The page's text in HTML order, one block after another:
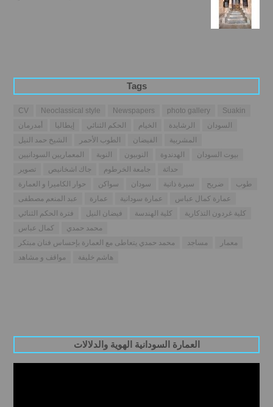
Tags
CV Neoclassical style Newspapers photo gallery
Suakin
أمدرمان
إيطاليا الحكم الثنائي الخيام الرشايدة
السودان
الشيخ حمد النيل
الطوب الأحمر الفيضان
المشربية
المعماريين السودانيين
النوبة النوبيون الهدندوة
بيوت السودان
تصوير
جاك اشخانيص جامعة الخرطوم
حداثة
حوار الكاميرا و العمارة
سواكن سودان سيرة ذاتية ضريح
طوب
عبد المنعم مصطفى
عمارة عمارة سودانية
عمارة كمال عباس
فترة الحكم الثنائي
فيضان النيل كلية الهندسة
كلية غردون التذكارية
كمال عباس
محمد حمدي
محمد حمدي يتعاطى مع العمارة بإحساس فنان مبتكر
مساجد
معمار
مواقف و مشاهد
هاشم خليفة
العمارة السودانية الهوية والدلالات